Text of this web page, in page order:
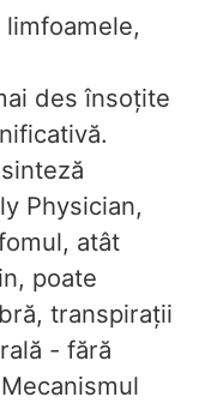
des însoțite
Physician,
atât
poate
transpirații
- fără